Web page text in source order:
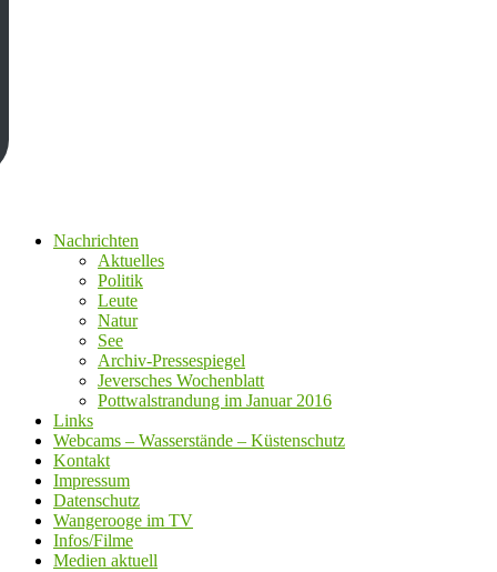
Nachrichten
Aktuelles
Politik
Leute
Natur
See
Archiv-Pressespiegel
Jeversches Wochenblatt
Pottwalstrandung im Januar 2016
Links
Webcams – Wasserstände – Küstenschutz
Kontakt
Impressum
Datenschutz
Wangerooge im TV
Infos/Filme
Medien aktuell